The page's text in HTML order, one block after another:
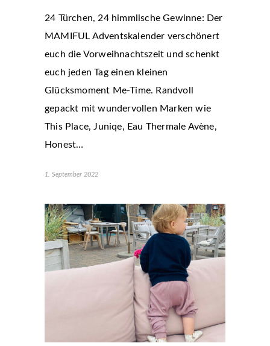
24 Türchen, 24 himmlische Gewinne: Der
MAMIFUL Adventskalender verschönert
euch die Vorweihnachtszeit und schenkt
euch jeden Tag einen kleinen
Glücksmoment Me-Time. Randvoll
gepackt mit wundervollen Marken wie
This Place, Juniqe, Eau Thermale Avène,
Honest…
1. September 2022